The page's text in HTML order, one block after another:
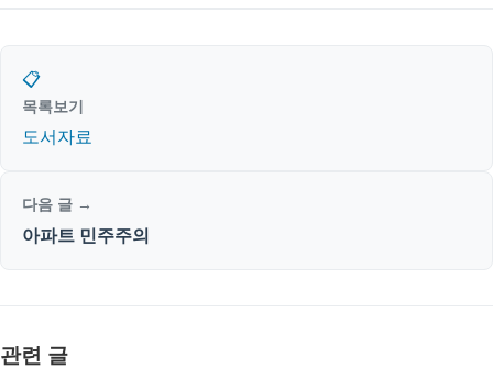
📋
목록보기
도서자료
다음 글 →
아파트 민주주의
관련 글